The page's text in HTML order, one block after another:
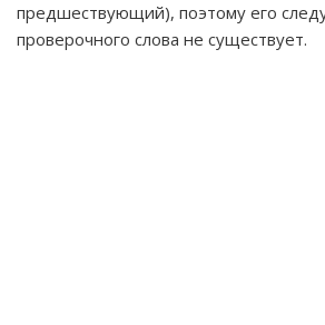
предшествующий), поэтому его
проверочного слова не существует.